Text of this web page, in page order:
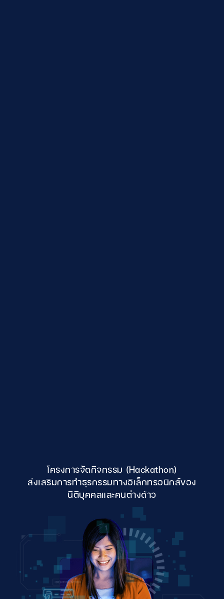
โครงการจัดกิจกรรม (Hackathon)
ส่งเสริมการทําธุรกรรมทางอิเล็กทรอนิกส์ของ
นิติบุคคลและคนต่างด้าว